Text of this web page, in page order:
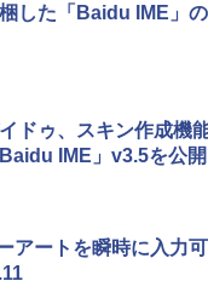
した「Baidu IME」
ドゥ、スキン作成機
Baidu IME」v3.5を公開
アートを瞬時に入力